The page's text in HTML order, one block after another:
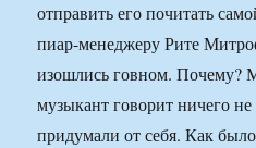
отправить его почитать
пиар-менеджеру Рите
изошлись говном. Почему?
музыкант говорит ничего
придумали от себя. Как